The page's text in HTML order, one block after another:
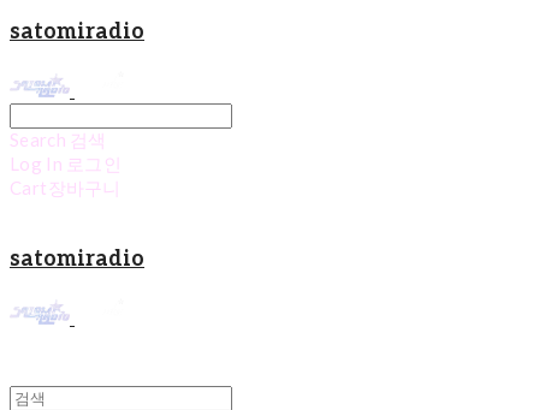
satomiradio
Search 검색
Log In 로그인
Cart 장바구니
satomiradio